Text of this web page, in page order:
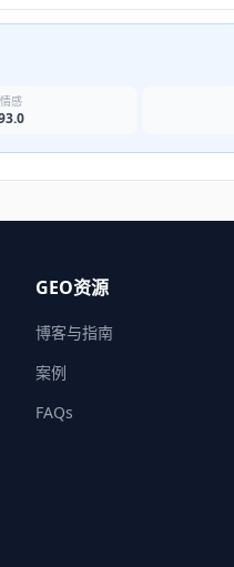
情感
GEO资源
博客与指南
案例
FAQs